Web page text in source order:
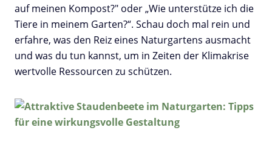
auf meinen Kompost?" oder „Wie unterstütze ich die
Tiere in meinem Garten?“. Schau doch mal rein und
erfahre, was den Reiz eines Naturgartens ausmacht
und was du tun kannst, um in Zeiten der Klimakrise
wertvolle Ressourcen zu schützen.